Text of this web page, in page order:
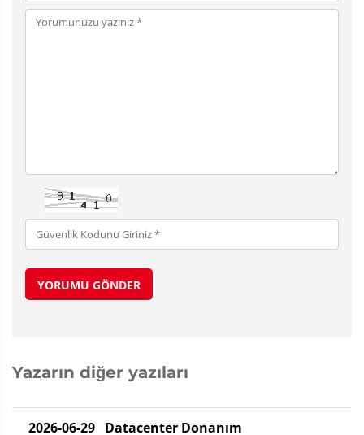
YORUMU GÖNDER
Yazarın diğer yazıları
2026-06-29 Datacenter Donanım